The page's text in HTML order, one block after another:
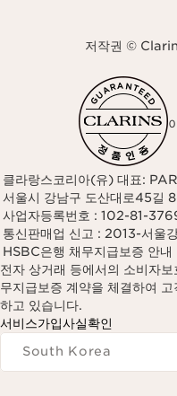
저작권 ©
클라랑스코리아(유) 대표:
서울시 강남구 도산대로45길
사업자등록번호 : 102-81-
통신판매업 신고 : 2013-서
HSBC은행 채무지급보증 안내
전자 상거래 등에서의 소비자
무지급보증 계약을 체결하여
하고 있습니다.
서비스가입사실확인
Navigates to
South Korea